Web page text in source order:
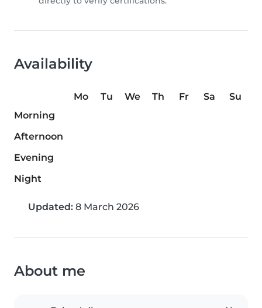
Availability
Mo Tu We Th Fr Sa
Su
Morning
Afternoon
Evening
Night
Updated: 8 March 2026
About me